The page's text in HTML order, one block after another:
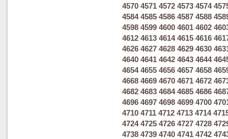
4570 4571 4572 4573 4574
4584 4585 4586 4587 4588
4598 4599 4600 4601 4602
4612 4613 4614 4615 4616
4626 4627 4628 4629 4630
4640 4641 4642 4643 4644
4654 4655 4656 4657 4658
4668 4669 4670 4671 4672
4682 4683 4684 4685 4686
4696 4697 4698 4699 4700
4710 4711 4712 4713 4714
4724 4725 4726 4727 4728
4738 4739 4740 4741 4742